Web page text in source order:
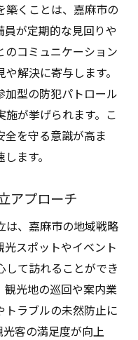
経済に果たす役割
の満足度向上策
人材育成法
人材育成の実践例
る意識を養う方法
り入れるメリット
る地元理解とは
支える工夫
域の未来を拓く
地域発展を後押し
な地域の姿とは
果たす貢献とは
志向の地域づくり
築くことは、嘉麻市の
が定期的な見回りや
のコミュニケーション
解決に寄与します。
加型の防犯パトロール
が挙げられます。こ
全を守る意識が高ま
ます。
アプローチ
は、嘉麻市の地域戦略
スポットやイベント
して訪れることができ
観光地の巡回や案内業
トラブルの未然防止に
客の満足度が向上